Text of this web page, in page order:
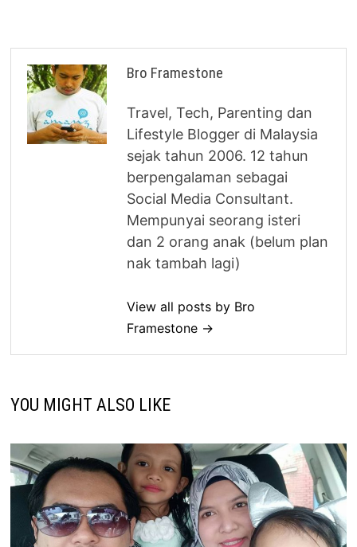
Bro Framestone
Travel, Tech, Parenting dan
Lifestyle Blogger di Malaysia
sejak tahun 2006. 12 tahun
berpengalaman sebagai
Social Media Consultant.
Mempunyai seorang isteri
dan 2 orang anak (belum plan
nak tambah lagi)
View all posts by Bro
Framestone →
YOU MIGHT ALSO LIKE